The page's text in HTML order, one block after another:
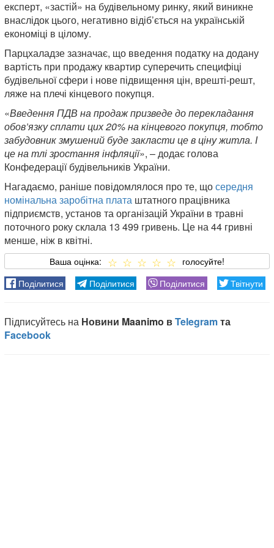
експерт, «застій» на будівельному ринку, який виникне
внаслідок цього, негативно відіб’ється на українській
економіці в цілому.
Парцхаладзе зазначає, що введення податку на додану
вартість при продажу квартир суперечить специфіці
будівельної сфери і нове підвищення цін, врешті-решт,
ляже на плечі кінцевого покупця.
«Введення ПДВ на продаж призведе до перекладання
обов’язку сплати цих 20% на кінцевого покупця, тобто
забудовник змушений буде закласти це в ціну житла. І
це на тлі зростання інфляції», – додає голова
Конфедерації будівельників України.
Нагадаємо, раніше повідомлялося про те, щосередня
номінальна заробітна плата штатного працівника
підприємств, установ та організацій України в травні
поточного року склала 13 499 гривень. Це на 44 гривні
менше, ніж в квітні.